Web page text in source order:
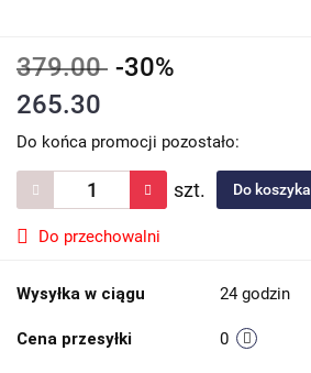
379.00 -30%
265.30
Do końca promocji pozostało:
szt. Do koszyka
Do przechowalni
Wysyłka w ciągu 24 godzin
Cena przesyłki 0